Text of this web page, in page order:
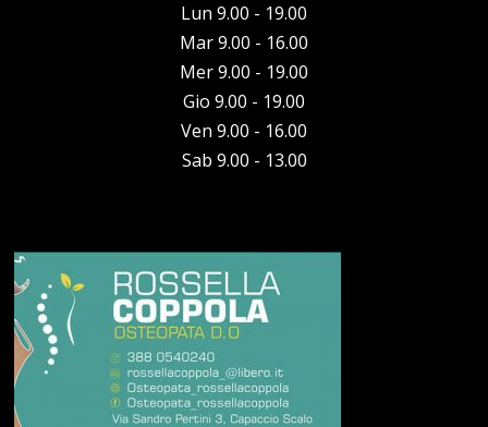
Lun 9.00 - 19.00
Mar 9.00 - 16.00
Mer 9.00 - 19.00
Gio 9.00 - 19.00
Ven 9.00 - 16.00
Sab 9.00 - 13.00